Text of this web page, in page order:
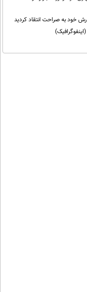
خود به صراحت انتقاد کردید